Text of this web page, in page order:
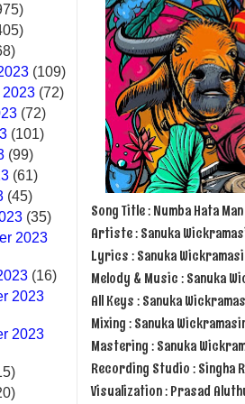
Sande Song Lyrics - ශ්වේත සඳේ ගීතයේ පද
Igili Giya Lyrics - මා ඉගිලී ගියා ගීතයේ පද පෙළ
Balan Song Lyrics - රැස් බලන් ගීතයේ පද පෙළ
sihiyen Song Lyrics - හොද සිහියෙන් ගීතයේ
Song Lyrics - අවංකෙන් ගීතයේ පද පෙළ
Sina Song Lyrics - පෑ සිනා ගීතයේ පද පෙළ
Song Lyrics - පෙම්වන්තියේ ගීතයේ පද
Song Lyrics - මනෝභව ගීතයේ පද පෙළ
Indala Song Lyrics - ආකාහේ ඉඳලා ගීතයේ
Song Lyrics - රාවය ගීතයේ පද පෙළ
Denna Song Lyrics - සද්දෙට දෙන්න ගීතයේ
(109)
2023 (72)
(72)
(101)
(99)
(61)
(45)
(35)
2023
(16)
2023
2023
Song Title : Numba Hata
Artiste : Sanuka
Lyrics : Sanuka
Melody & Music : Sanuka
All Keys : Sanuka
Mixing : Sanuka
Mastering : Sanuka
Recording Studio : Singha
Visualization : Prasad